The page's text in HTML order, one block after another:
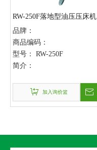
RW-250F落地型油压压床机
品牌：
商品编码：
型号：
RW-250F
简介：
加入询价篮